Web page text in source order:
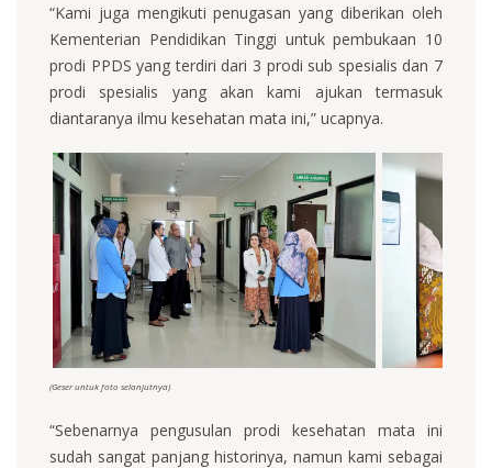
“Kami juga mengikuti penugasan yang diberikan oleh
Kementerian Pendidikan Tinggi untuk pembukaan 10
prodi PPDS yang terdiri dari 3 prodi sub spesialis dan 7
prodi spesialis yang akan kami ajukan termasuk
diantaranya ilmu kesehatan mata ini,” ucapnya.
(Geser untuk foto selanjutnya)
“Sebenarnya pengusulan prodi kesehatan mata ini
sudah sangat panjang historinya, namun kami sebagai